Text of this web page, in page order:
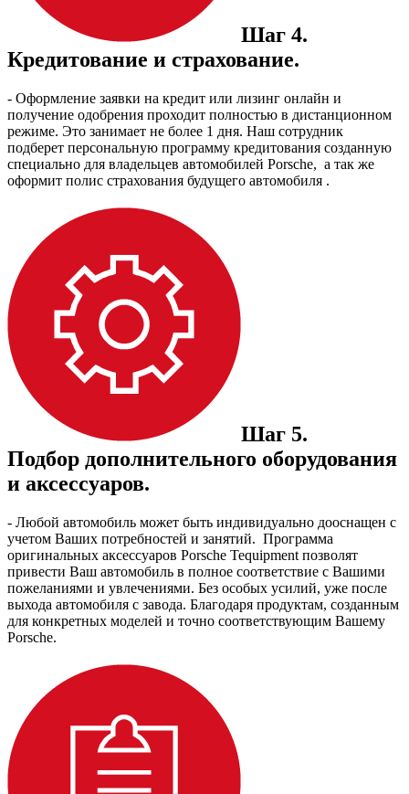
Шаг 4.
Кредитование и страхование.
- Оформление заявки на кредит или лизинг онлайн и
получение одобрения проходит полностью в дистанционном
режиме. Это занимает не более 1 дня. Наш сотрудник
подберет персональную программу кредитования созданную
специально для владельцев автомобилей Porsche, а так же
оформит полис страхования будущего автомобиля .
Шаг 5.
Подбор дополнительного оборудования
и аксессуаров.
- Любой автомобиль может быть индивидуально дооснащен с
учетом Ваших потребностей и занятий. Программа
оригинальных аксессуаров Porsche Tequipment позволят
привести Ваш автомобиль в полное соответствие с Вашими
пожеланиями и увлечениями. Без особых усилий, уже после
выхода автомобиля с завода. Благодаря продуктам, созданным
для конкретных моделей и точно соответствующим Вашему
Porsche.